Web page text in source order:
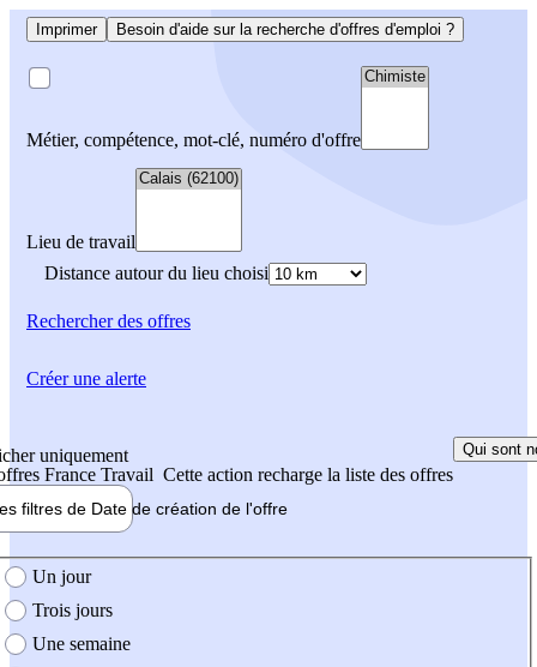
Imprimer Besoin d'aide sur la recherche d'offres d'emploi ?
Métier, compétence, mot-clé, numéro d'offre
Lieu de travail
Distance autour du lieu choisi
Rechercherdes offres
uniquement
France Travail Cette action recharge la liste des offres
Qui sont
filtres de Date de création de l'offre
création de l'offre
Un jour
Trois jours
Une semaine
Créer une alerte